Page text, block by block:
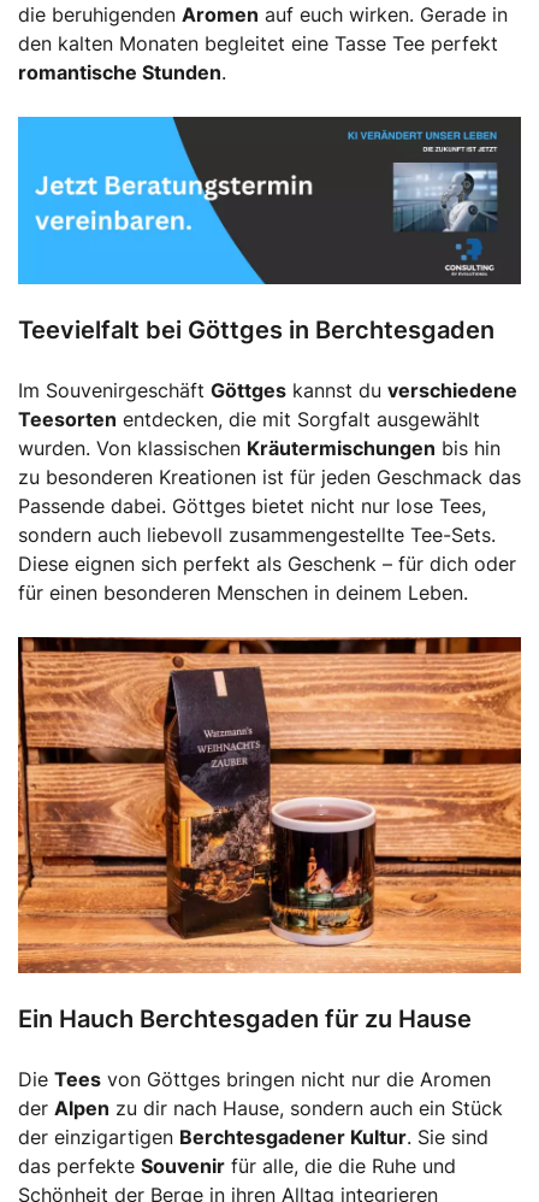
die beruhigenden Aromen auf euch wirken. Gerade in
den kalten Monaten begleitet eine Tasse Tee perfekt
romantische Stunden.
Teevielfalt bei Göttges in Berchtesgaden
Im Souvenirgeschäft Göttges kannst du verschiedene
Teesorten entdecken, die mit Sorgfalt ausgewählt
wurden. Von klassischen Kräutermischungen bis hin
zu besonderen Kreationen ist für jeden Geschmack das
Passende dabei. Göttges bietet nicht nur lose Tees,
sondern auch liebevoll zusammengestellte Tee-Sets.
Diese eignen sich perfekt als Geschenk – für dich oder
für einen besonderen Menschen in deinem Leben.
Ein Hauch Berchtesgaden für zu Hause
Die Tees von Göttges bringen nicht nur die Aromen
der Alpen zu dir nach Hause, sondern auch ein Stück
der einzigartigen Berchtesgadener Kultur. Sie sind
das perfekte Souvenir für alle, die die Ruhe und
Schönheit der Berge in ihren Alltag integrieren